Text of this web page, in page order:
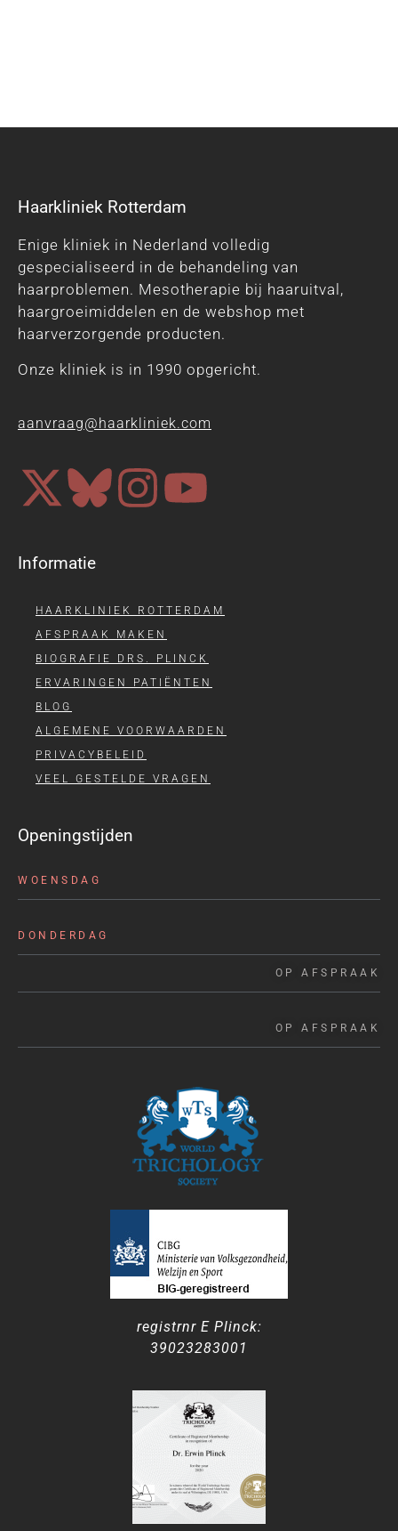
Haarkliniek Rotterdam
Enige kliniek in Nederland volledig
gespecialiseerd in de behandeling van
haarproblemen. Mesotherapie bij haaruitval,
haargroeimiddelen en de webshop met
haarverzorgende producten.
Onze kliniek is in 1990 opgericht.
aanvraag@haarkliniek.com
Informatie
HAARKLINIEK ROTTERDAM
AFSPRAAK MAKEN
BIOGRAFIE DRS. PLINCK
ERVARINGEN PATIËNTEN
BLOG
ALGEMENE VOORWAARDEN
PRIVACYBELEID
VEEL GESTELDE VRAGEN
Openingstijden
WOENSDAG
DONDERDAG
OP AFSPRAAK
OP AFSPRAAK
registrnr E Plinck:
39023283001